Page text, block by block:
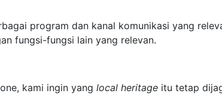
program dan kanal komunikasi yang
fungsi-fungsi lain yang relevan.
kami ingin yang local heritage itu tetap